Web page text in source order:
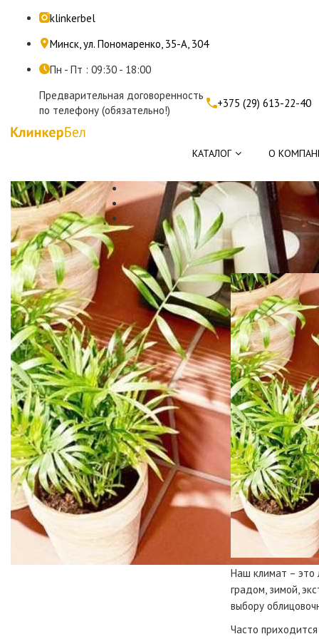
klinkerbel
Минск, ул. Пономаренко, 35-А, 304
Пн - Пт : 09:30 - 18:00
Предварительная договоренность
по телефону (обязательно!)
+375 (29) 613-22-40
КАТАЛОГ О
Наш климат – это
градом, зимой,
выбору
Часто